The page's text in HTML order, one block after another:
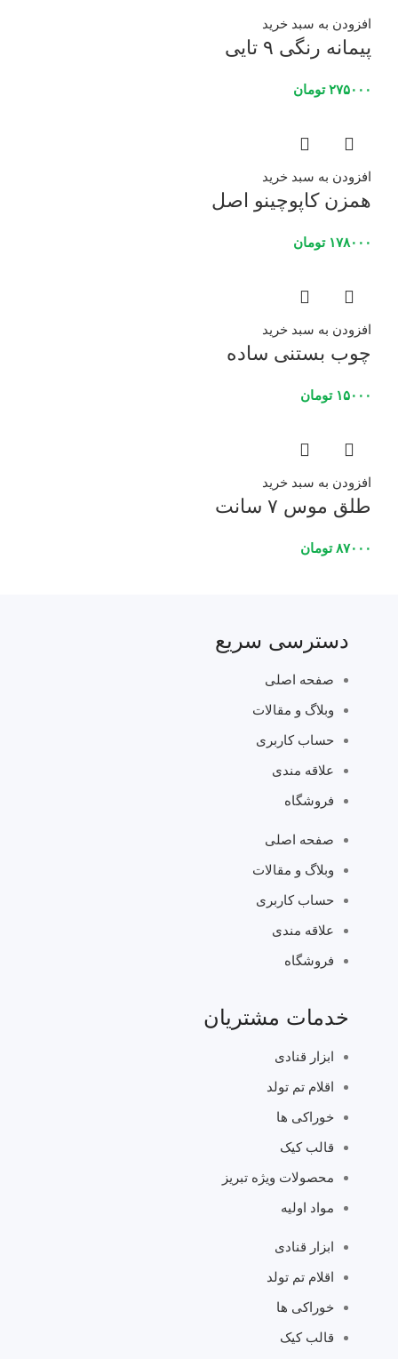
افزودن به سبد خرید
پیمانه رنگی ۹ تایی
۲۷۵۰۰۰ تومان
افزودن به سبد خرید
همزن کاپوچینو اصل
۱۷۸۰۰۰ تومان
افزودن به سبد خرید
چوب بستنی ساده
۱۵۰۰۰ تومان
افزودن به سبد خرید
طلق موس ۷ سانت
۸۷۰۰۰ تومان
دسترسی سریع
صفحه اصلی
وبلاگ و مقالات
حساب کاربری
علاقه مندی
فروشگاه
صفحه اصلی
وبلاگ و مقالات
حساب کاربری
علاقه مندی
فروشگاه
خدمات مشتریان
ابزار قنادی
اقلام تم تولد
خوراکی ها
قالب کیک
محصولات ویژه تبریز
مواد اولیه
ابزار قنادی
اقلام تم تولد
خوراکی ها
قالب کیک